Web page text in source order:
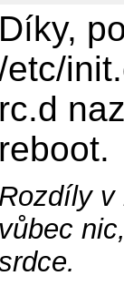
Díky,
etc/
rc.d
reboot.
Rozdíly v
vůbec